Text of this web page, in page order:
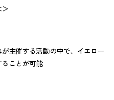
＞
主催する活動の中で、イエロー
ことが可能